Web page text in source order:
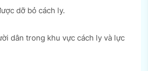
dỡ bỏ cách ly.
dân trong khu vực cách ly và lực